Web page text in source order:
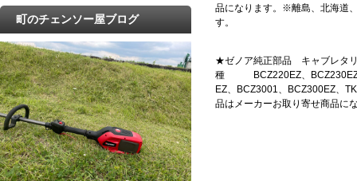
品になります。※離島、北海道
す。
★ゼノア純正部品 キャブレタ
種 BCZ220EZ、BCZ230EZ、
EZ、BCZ3001、BCZ300EZ、
品はメーカーお取り寄せ商品に
町のチェンソー屋ブログ